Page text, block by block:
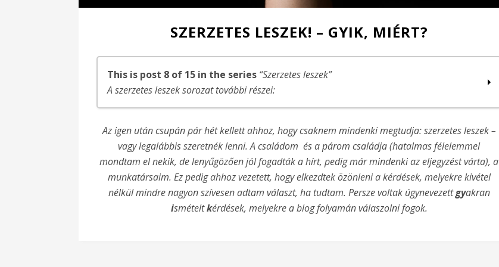
SZERZETES LESZEK! – GYIK, MIÉRT?
This is post 8 of 15 in the series “Szerzetes leszek”
A szerzetes leszek sorozat további részei:
Szerzetes leszek – Az első lépések….
Szerzetes leszek – Az első lépések! – Bal, jobb…
Szerzetes leszek! – Meghívás és döntés(ek)
Szerzetes leszek – Az elején máris a közepében lenni
Szerzetes leszek – A gonosz
Szerzetes leszek! – Az első látogatás
Az igen után csupán pár hét kellett ahhoz, hogy csaknem mindenki megtudja: szerzetes leszek –
vagy legalábbis szeretnék lenni. A családom és a párom családja (hatalmas félelemmel
mondtam el nekik, de lenyűgözően jól fogadták a hírt, pedig már mindenki az eljegyzést várta), a
munkatársaim. Ez pedig ahhoz vezetett, hogy elkezdtek özönleni a kérdések, melyekre kivétel
nélkül mindre nagyon szívesen adtam választ, ha tudtam. Persze voltak úgynevezettgyakran
ismételtkérdések, melyekre a blog folyamán válaszolni fogok.